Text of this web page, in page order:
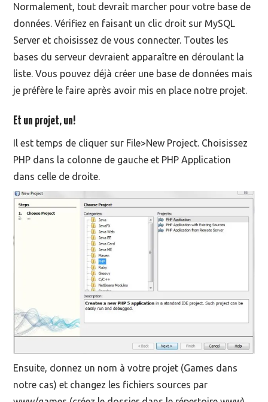
Normalement, tout devrait marcher pour votre base de
données. Vérifiez en faisant un clic droit sur MySQL
Server et choisissez de vous connecter. Toutes les
bases du serveur devraient apparaître en déroulant la
liste. Vous pouvez déjà créer une base de données mais
je préfère le faire après avoir mis en place notre projet.
Et un projet, un!
Il est temps de cliquer sur File>New Project. Choisissez
PHP dans la colonne de gauche et PHP Application
dans celle de droite.
Ensuite, donnez un nom à votre projet (Games dans
notre cas) et changez les fichiers sources par